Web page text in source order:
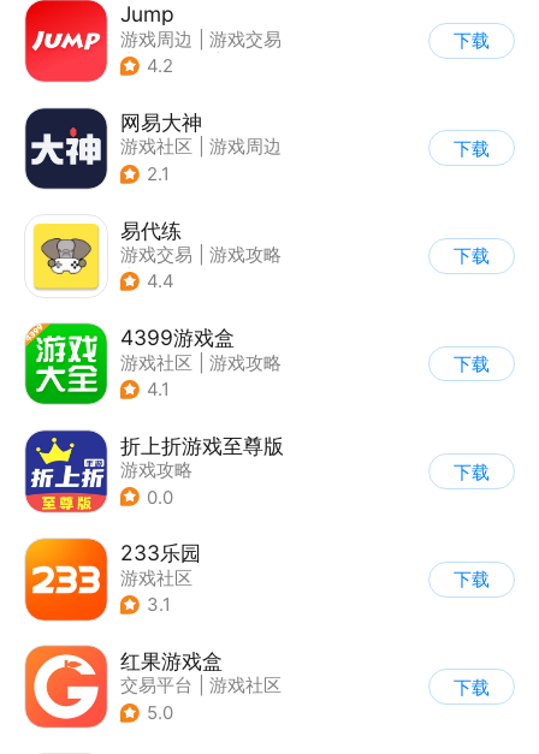
Jump
游戏周边
游戏交易
| 游戏社区
4.2
下载
网易大神
游戏社区
游戏周边
2.1
下载
易代练
游戏交易
游戏攻略
| 游戏社区
4.4
下载
4399游戏盒
游戏社区
游戏攻略
4.1
下载
折上折游戏至尊版
游戏攻略
0.0
下载
233乐园
游戏社区
3.1
下载
红果游戏盒
交易平台
游戏社区
5.0
下载